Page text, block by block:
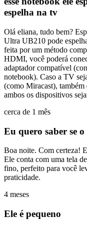
espelha na tv
Olá eliana, tudo bem?
Ultra UB210 pode
feita por um método
HDMI, você poderá
adaptador compatível
notebook). Caso a TV
(como Miracast), também
ambos os dispositivos
cerca de 1 mês
Eu quero saber se
Boa noite. Com certeza!
Ele conta com uma tela
fino, perfeito para você
praticidade.
4 meses
Ele é pequeno